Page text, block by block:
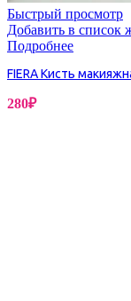
Быстрый просмотр
Добавить в список
Подробнее
FIERA Кисть
280₽